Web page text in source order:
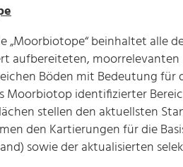
„Moorbiotope“ beinhaltet alle
aufbereiteten,
Böden mit Bedeutung für
Moorbiotop identifizierter
stellen den aktuellsten
den Kartierungen für die
sowie der aktualisierten